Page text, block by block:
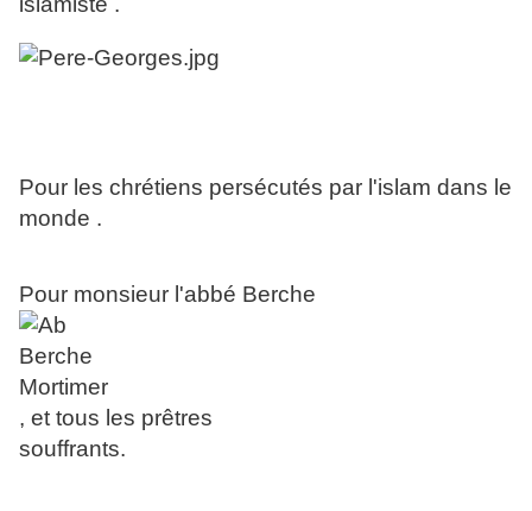
Pour les chrétiens persécutés par l'islam dans le
monde .
Pour monsieur l'abbé Berche
, et tous les prêtres
souffrants.